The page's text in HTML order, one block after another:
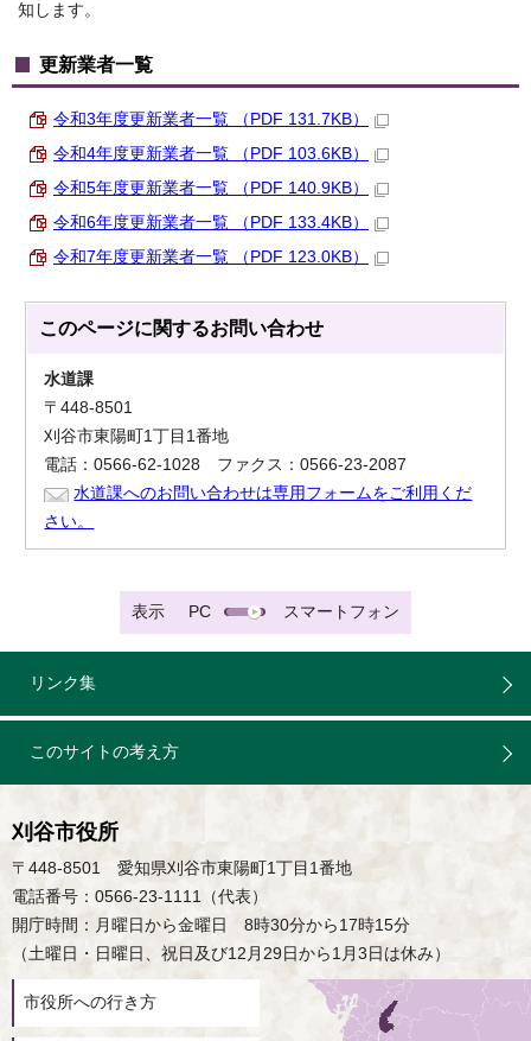
知します。
更新業者一覧
令和3年度更新業者一覧 （PDF 131.7KB）
令和4年度更新業者一覧 （PDF 103.6KB）
令和5年度更新業者一覧 （PDF 140.9KB）
令和6年度更新業者一覧 （PDF 133.4KB）
令和7年度更新業者一覧 （PDF 123.0KB）
このページに関するお問い合わせ
水道課
〒448-8501
刈谷市東陽町1丁目1番地
電話：0566-62-1028 ファクス：0566-23-2087
水道課へのお問い合わせは専用フォームをご利用くだ
さい。
表示 PC スマートフォン
リンク集
このサイトの考え方
刈谷市役所
〒448-8501 愛知県刈谷市東陽町1丁目1番地
電話番号：0566-23-1111（代表）
開庁時間：月曜日から金曜日 8時30分から17時15分
（土曜日・日曜日、祝日及び12月29日から1月3日は休み）
市役所への行き方